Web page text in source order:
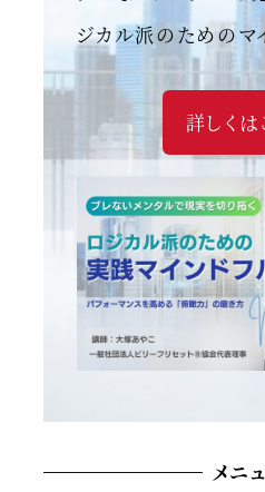
ジカル派のためのマ
詳しくは
メニ